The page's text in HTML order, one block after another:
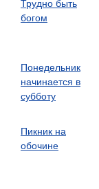
Трудно быть
богом
Понедельник
начинается в
субботу
Пикник на
обочине